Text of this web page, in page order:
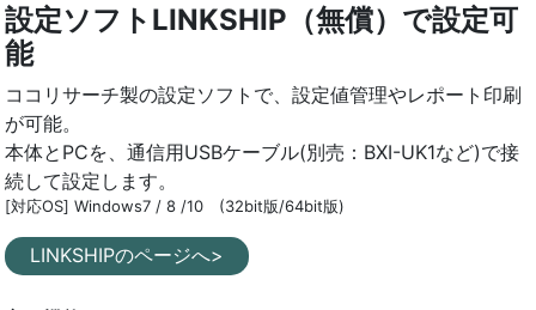
設定ソフトLINKSHIP（無償）で設定可
能
ココリサーチ製の設定ソフトで、設定値管理やレポート印刷
が可能。
本体とPCを、通信用USBケーブル(別売：BXI-UK1など)で接
続して設定します。
[対応OS] Windows7 / 8 /10 (32bit版/64bit版)
LINKSHIPのページへ>